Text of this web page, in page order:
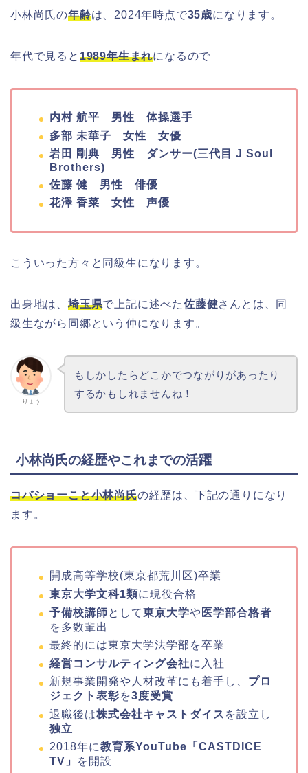
小林尚氏の年齢は、2024年時点で35歳になります。
年代で見ると 1989年生まれになるので
内村 航平 男性 体操選手
多部 未華子 女性 女優
岩田 剛典 男性 ダンサー(三代目 J Soul
Brothers)
佐藤 健 男性 俳優
花澤 香菜 女性 声優
こういった方々と同級生になります。
出身地は、 埼玉県で上記に述べた佐藤健さんとは、同
級生ながら同郷という仲になります。
りょう
もしかしたらどこかでつながりがあったり
するかもしれませんね！
小林尚氏の経歴やこれまでの活躍
コバショーこと小林尚氏の経歴は、下記の通りになり
ます。
開成高等学校(東京都荒川区)卒業
東京大学文科1類に現役合格
予備校講師として東京大学や 医学部合格者
を多数輩出
最終的には東京大学法学部を卒業
経営コンサルティング会社に入社
新規事業開発や人材改革にも着手し、 プロ
ジェクト表彰を3度受賞
退職後は株式会社キャストダイス を設立し
独立
2018年に教育系YouTube「CASTDICE
TV」
を開設